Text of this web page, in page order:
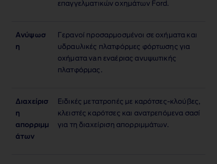
επαγγελματικών οχημάτων Ford.
Ανύψωσ
η
Γερανοί προσαρμοσμένοι σε οχήματα και
υδραυλικές πλατφόρμες φόρτωσης για
οχήματα van εναέριας ανυψωτικής
πλατφόρμας.
Διαχείρισ
η
απορριμμ
άτων
Ειδικές μετατροπές με καρότσες‑κλούβες,
κλειστές καρότσες και ανατρεπόμενα σασί
για τη διαχείριση απορριμμάτων.